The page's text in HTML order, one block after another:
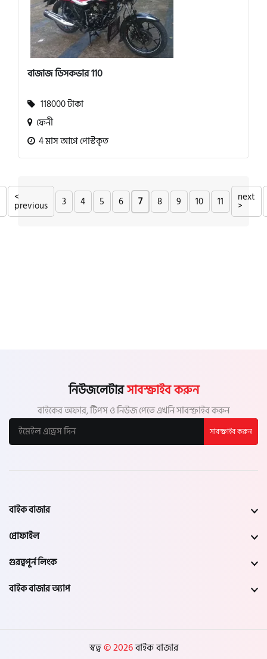
বাজাজ ডিসকভার 110
118000 টাকা
ফেনী
4 মাস আগে পোস্টকৃত
<
previous 3 4 5 6 7 8 9 10 11 next
>
নিউজলেটারসাবস্ক্রাইব করুন
বাইকের অফার, টিপস ও নিউজ পেতে এখনি সাবস্ক্রাইব করুন
সাবস্ক্রাইব করুন
বাইক বাজার
প্রোফাইল
গুরত্বপূর্ন লিংক
বাইক বাজার অ্যাপ
স্বত্ব© 2026বাইক বাজার